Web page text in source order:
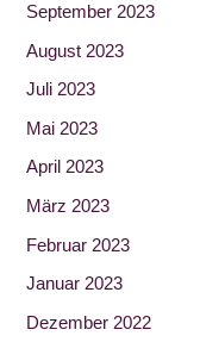
September 2023
August 2023
Juli 2023
Mai 2023
April 2023
März 2023
Februar 2023
Januar 2023
Dezember 2022